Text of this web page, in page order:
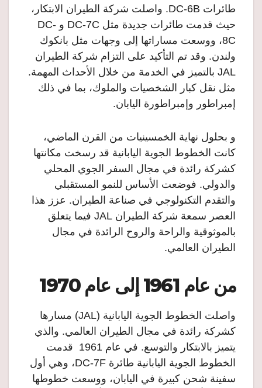
طائرات DC-6B. واصلت شركة الطيران الابتكار،
حيث قدمت طائرات جديدة مثل DC-7C و DC-
8C، ووسعت مساراتها إلى وجهات مثل بانكوك
ولندن. وقد تم التأكيد على التزام شركة الطيران
JAL بالتميز في الخدمة من خلال الأحداث المهمة.
مثل نقل كبار الشخصيات والملوك، بما في ذلك
إمبراطور وإمبراطورة اليابان.
و بحلول نهاية الخمسينيات من القرن الماضي،
كانت الخطوط الجوية اليابانية قد رسخت مكانتها
كشركة رائدة في مجال السفر الجوي المحلي
والدولي. فوضعت الأساس للنمو المستقبلي
والتقدم التكنولوجي في صناعة الطيران. عزز هذا
العصر سمعة شركة الطيران JAL فيما يتعلق
بالموثوقية والراحة والروح الرائدة في مجال
الطيران العالمي.
من عام 1961 إلى عام 1970
واصلت الخطوط الجوية اليابانية (JAL) مسارها
كشركة رائدة في مجال الطيران العالمي. والذي
يتميز بالابتكار والتوسع. في عام 1961 قدمت
الخطوط الجوية اليابانية طائرة DC-7F، وهي أول
سفينة شحن كبيرة في اليابان، ووسعت خطوطها